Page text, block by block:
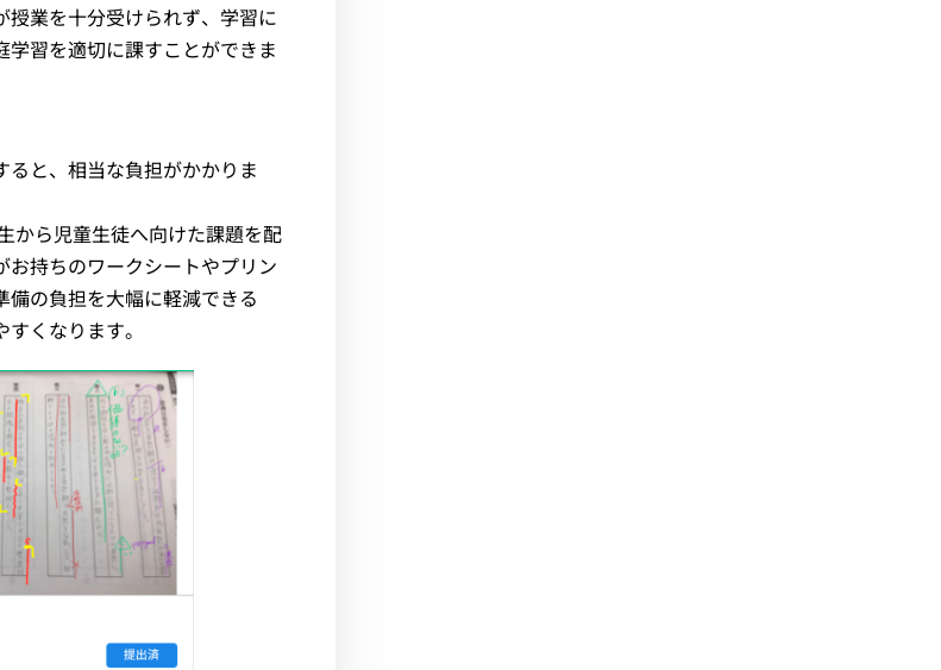
業を十分受けられず、学習に
習を適切に課すことができま
と、相当な負担がかかりま
から児童生徒へ向けた課題を配
持ちのワークシートやプリン
備の負担を大幅に軽減できる
くなります。